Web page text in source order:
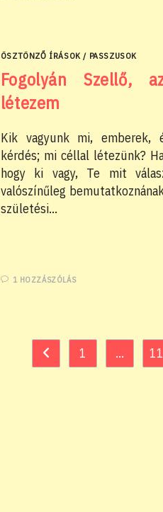
ÖSZTÖNZŐ ÍRÁSOK / PASSZUSOK
Fogolyán Szellő,
létezem
Kik vagyunk mi, emberek,
kérdés; mi céllal létezünk?
hogy ki vagy, Te mit
valószínűleg
születési…
1 HOZZÁSZÓLÁS
Go to the previous page
1 … 11